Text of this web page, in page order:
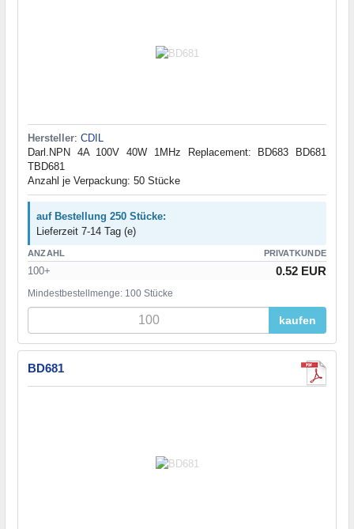
Hersteller: CDIL
Darl.NPN 4A 100V 40W 1MHz Replacement: BD683 BD681
TBD681
Anzahl je Verpackung: 50 Stücke
auf Bestellung 250 Stücke:
Lieferzeit 7-14 Tag (e)
ANZAHL PRIVATKUNDE
100+ 0.52 EUR
Mindestbestellmenge: 100 Stücke
kaufen
BD681